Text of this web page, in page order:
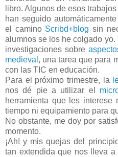
libro. Algunos de esos trabajos
han seguido automáticamente
el camino Scribd+blog sin
alumnos se los he colgado
investigaciones sobre
medieval , una tarea que para
con las TIC en educación.
Para el próximo trimestre, la
nos dé pie a utilizar el
herramienta que les interese
tiempo ni equipamiento para
No obstante, me doy por
momento.
¡Ah! y mis quejas del
tan extendida que nos lleva